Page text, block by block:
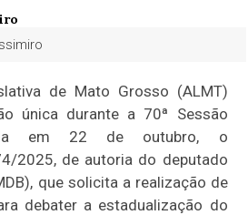
de Mato Grosso (ALMT)
única durante a 70ª Sessão
em 22 de outubro, o
2025, de autoria do deputado
que solicita a realização de
debater a estadualização do